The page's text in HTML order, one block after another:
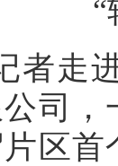
者走
公司
区